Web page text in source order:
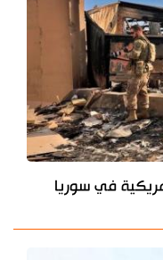
في سوريا